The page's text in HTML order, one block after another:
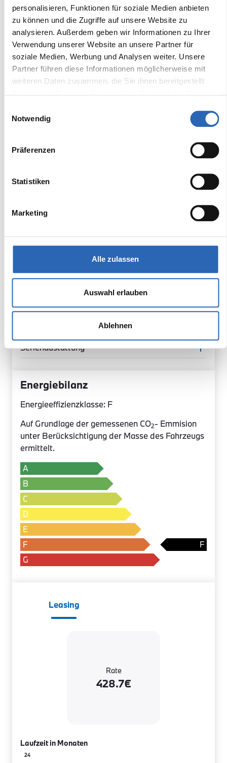
personalisieren, Funktionen für soziale Medien anbieten
zu können und die Zugriffe auf unsere Website zu
analysieren. Außerdem geben wir Informationen zu Ihrer
Verwendung unserer Website an unsere Partner für
soziale Medien, Werbung und Analysen weiter. Unsere
Partner führen diese Informationen möglicherweise mit
weiteren Daten zusammen, die Sie ihnen bereitgestellt
Notwendig
Präferenzen
Statistiken
Marketing
Alle zulassen
Auswahl erlauben
Ablehnen
1965 kg Nein
Frontantrieb
Nein
Sitze
5
Komfort
Elektrische
Sitzeinstellung
Sicherheit
Multimedia
Serienaustattung
Energiebilanz
Energieeffizienzklasse: F
Auf Grundlage der gemessenen CO2- Emmision
unter Berücksichtigung der Masse des Fahrzeugs
ermittelt.
A
B
C
D
E
F
G
Leasing
Rate
428.7€
Laufzeit in Monaten
24